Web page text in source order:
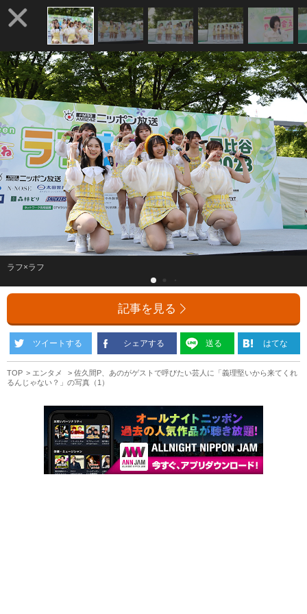
ラフ×ラフ
記事を見る
ツイートする シェアする 送る はてな
TOP エンタメ
佐久間P、あのがゲストで呼びたい芸人に「義理堅いから来てくれ
るんじゃない？」の写真（1）